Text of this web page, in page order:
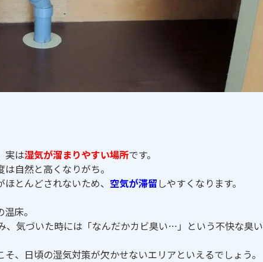
実は湿気が溜まりやすい場所です。
自然と高くなりがち。
とんどされないため、 空気が滞留しやすくなります。
床。
、気づいた時には「なんだかカビ臭い…」という不快な臭い
、日頃の湿気対策が欠かせないエリアといえるでしょう。